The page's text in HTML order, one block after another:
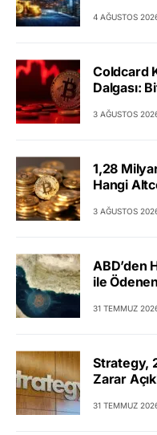
4 AĞUSTOS
Coldcard
Dalgası:
3 AĞUSTOS
1,28
Hangi
3 AĞUSTOS
ABD’den
ile
31 TEMMUZ
Strategy,
Zarar
31 TEMMUZ